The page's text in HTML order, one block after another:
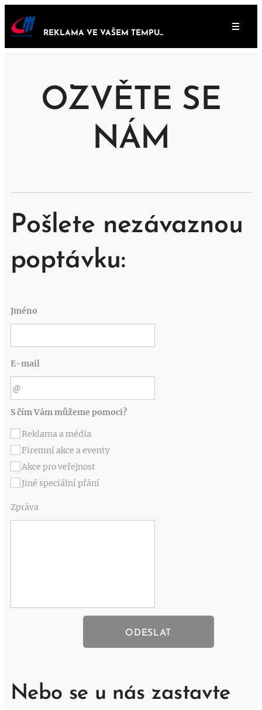
REKLAMA VE VAŠEM TEMPU...
OZVĚTE SE
NÁM
Pošlete nezávaznou
poptávku:
Jméno
E-mail
S čím Vám můžeme pomoci?
Reklama a média
Firemní akce a eventy
Akce pro veřejnost
Jiné speciální přání
Zpráva
ODESLAT
Nebo se u nás zastavte